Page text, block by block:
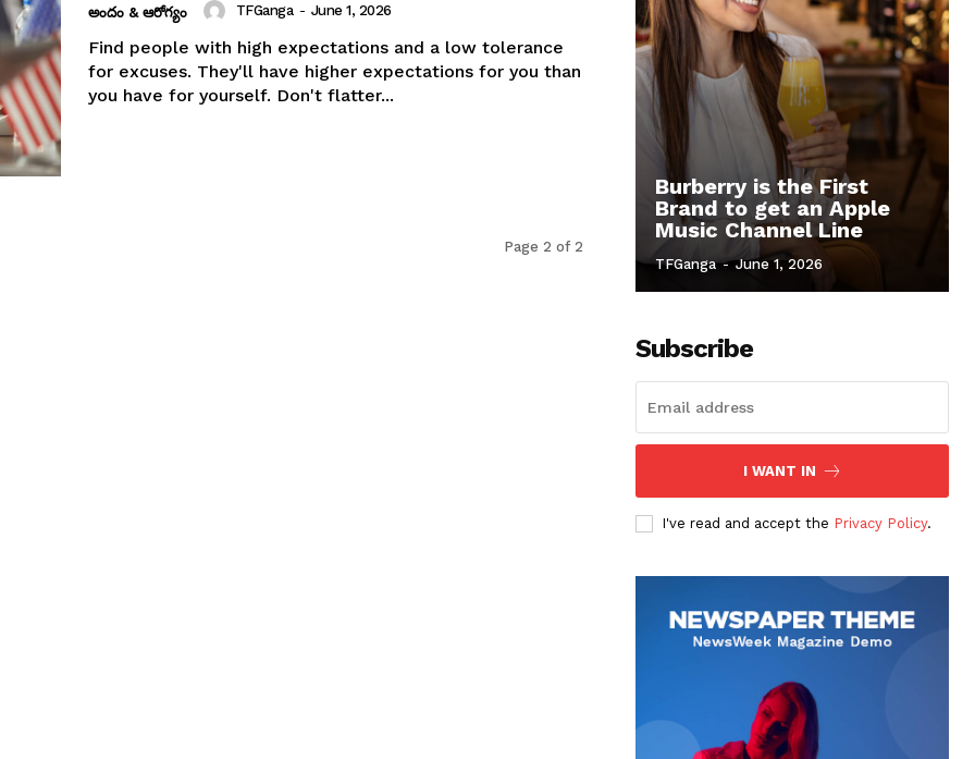
అందం & ఆరోగ్యం TFGanga - June 1, 2026
Find people with high expectations and a low tolerance
for excuses. They'll have higher expectations for you than
you have for yourself. Don't flatter...
Page 2 of 2
Burberry is the First
Brand to get an Apple
Music Channel Line
TFGanga - June 1, 2026
Subscribe
I WANT IN
I've read and accept the Privacy Policy.